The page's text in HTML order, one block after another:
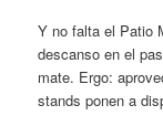
Y no falta el Patio
descanso en el
mate. Ergo:
stands ponen a